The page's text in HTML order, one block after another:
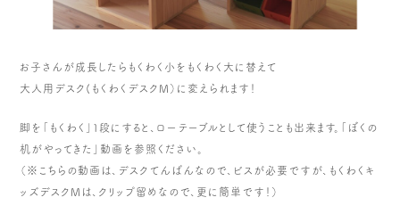
お子さんが成長したらもくわく小をもくわく大に替えて
大人用デスク(もくわくデスクM）に変えられます！
脚を「もくわく」１段にすると、ローテーブルとして使うことも出来ます。「ぼくの
机がやってきた」動画を参照ください。
（※こちらの動画は、デスクてんばんなので、ビスが必要ですが、もくわくキ
ッズデスクMは、クリップ留めなので、更に簡単です！）